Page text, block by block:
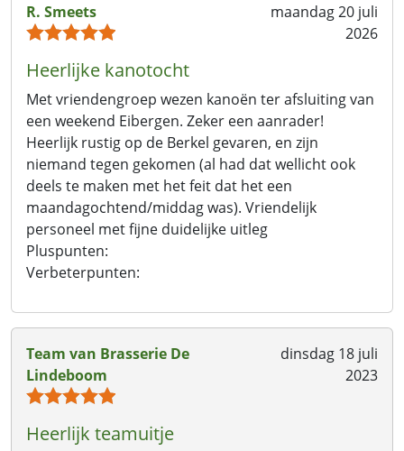
R. Smeets
maandag 20 juli
2026
Heerlijke kanotocht
Met vriendengroep wezen kanoën ter afsluiting van
een weekend Eibergen. Zeker een aanrader!
Heerlijk rustig op de Berkel gevaren, en zijn
niemand tegen gekomen (al had dat wellicht ook
deels te maken met het feit dat het een
maandagochtend/middag was). Vriendelijk
personeel met fijne duidelijke uitleg
Pluspunten:
Verbeterpunten:
Team van Brasserie De
Lindeboom
dinsdag 18 juli
2023
Heerlijk teamuitje